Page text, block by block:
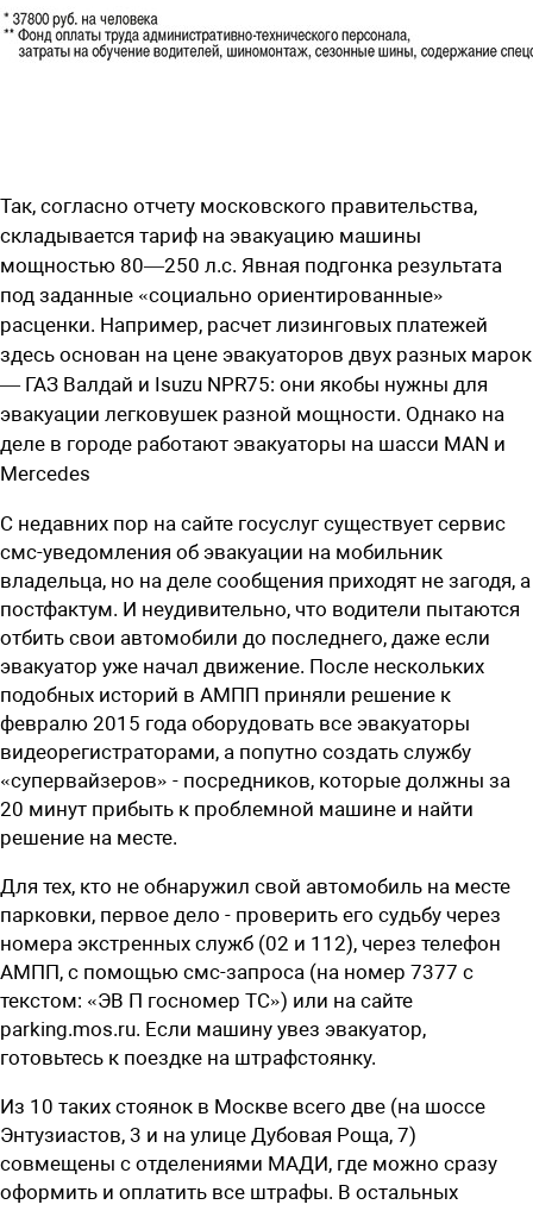
Так, согласно отчету московского правительства,
складывается тариф на эвакуацию машины
мощностью 80—250 л.с. Явная подгонка результата
под заданные «социально ориентированные»
расценки. Например, расчет лизинговых платежей
здесь основан на цене эвакуаторов двух разных марок
— ГАЗ Валдай и Isuzu NPR75: они якобы нужны для
эвакуации легковушек разной мощности. Однако на
деле в городе работают эвакуаторы на шасси MAN и
Mercedes
С недавних пор на сайте госуслуг существует сервис
смс-уведомления об эвакуации на мобильник
владельца, но на деле сообщения приходят не загодя, а
постфактум. И неудивительно, что водители пытаются
отбить свои автомобили до последнего, даже если
эвакуатор уже начал движение. После нескольких
подобных историй в АМПП приняли решение к
февралю 2015 года оборудовать все эвакуаторы
видеорегистраторами, а попутно создать службу
«супервайзеров» - посредников, которые должны за
20 минут прибыть к проблемной машине и найти
решение на месте.
Для тех, кто не обнаружил свой автомобиль на месте
парковки, первое дело - проверить его судьбу через
номера экстренных служб (02 и 112), через телефон
АМПП, с помощью смс-запроса (на номер 7377 с
текстом: «ЭВ П госномер ТС») или на сайте
parking.mos.ru.­ Если машину увез эвакуатор,
готовьтесь к поездке на штрафстоянку.
Из 10 таких стоянок в Москве всего две (на шоссе
Энтузиастов, 3 и на улице Дубовая Роща, 7)
совмещены с отделениями МАДИ, где можно сразу
оформить и оплатить все штрафы. В остальных